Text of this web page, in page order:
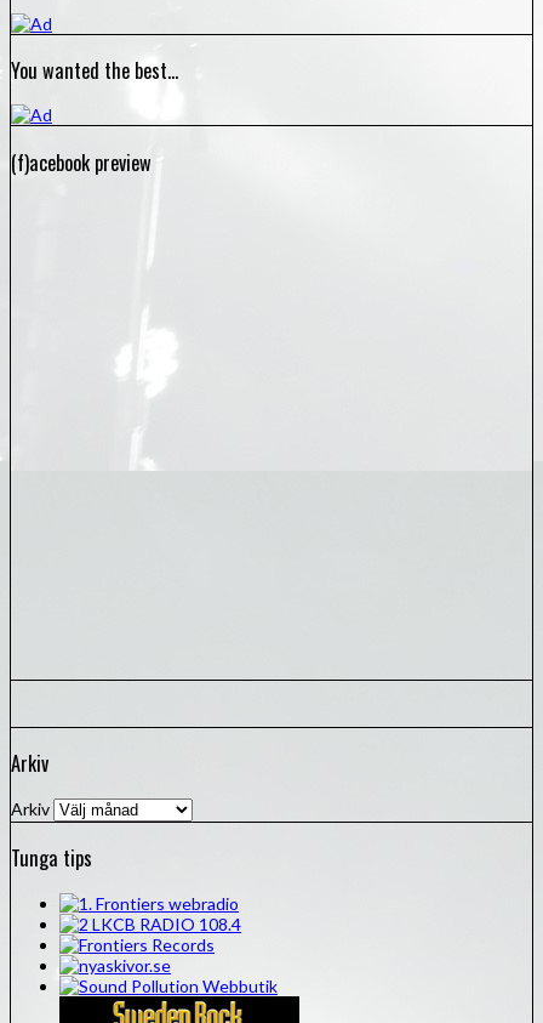
You wanted the best…
(f)acebook preview
Arkiv
Arkiv
Tunga tips